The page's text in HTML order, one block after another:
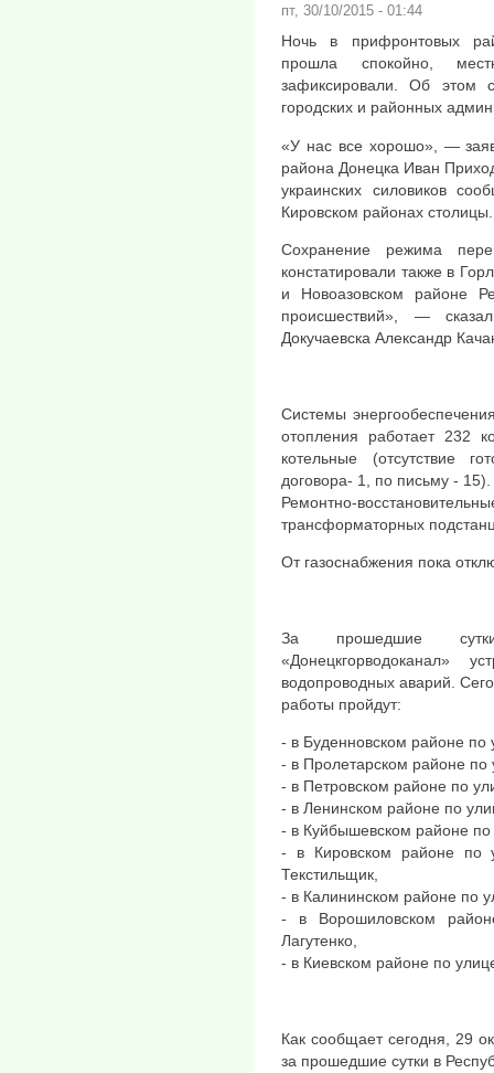
пт, 30/10/2015 - 01:44
Ночь в прифронтовых
прошла спокойно,
зафиксировали. Об этом
городских и районных
«У нас все хорошо», —
района Донецка Иван
украинских силовиков
Кировском районах столицы.
Сохранение режима
констатировали также в
и Новоазовском районе
происшествий», —
Докучаевска Александр
Системы
отопления работает 232
котельные (отсутствие
договора- 1, по письму - 15).
Ремонтно-
трансформаторных
От газоснабжения пока
За прошедшие
«Донецкгорводоканал»
водопроводных аварий.
работы пройдут:
- в Буденновском районе по
- в Пролетарском районе по
- в Петровском районе по
- в Ленинском районе по
- в Куйбышевском районе
- в Кировском районе по
Текстильщик,
- в Калининском районе по
- в Ворошиловском
Лагутенко,
- в Киевском районе по
Как сообщает сегодня, 29
за прошедшие сутки в